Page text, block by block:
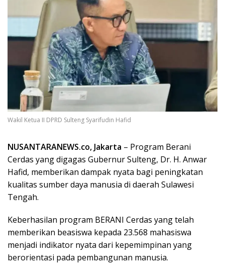
Wakil Ketua II DPRD Sulteng Syarifudin Hafid
NUSANTARANEWS.co, Jakarta – Program Berani
Cerdas yang digagas Gubernur Sulteng, Dr. H. Anwar
Hafid, memberikan dampak nyata bagi peningkatan
kualitas sumber daya manusia di daerah Sulawesi
Tengah.
Keberhasilan program BERANI Cerdas yang telah
memberikan beasiswa kepada 23.568 mahasiswa
menjadi indikator nyata dari kepemimpinan yang
berorientasi pada pembangunan manusia.